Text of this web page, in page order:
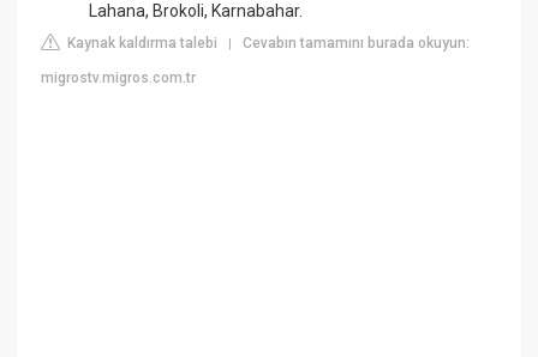
Lahana, Brokoli, Karnabahar.
Kaynak kaldırma talebi |Cevabın tamamını burada okuyun:
migrostv.migros.com.tr